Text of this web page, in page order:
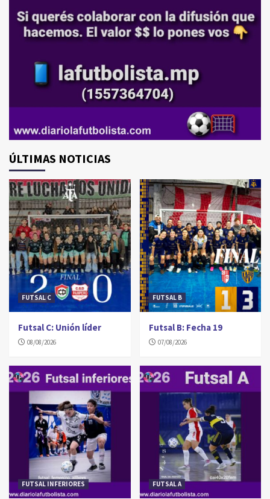
ÚLTIMAS NOTICIAS
FUTSAL C
Futsal C: Unión líder
08/08/2026
FUTSAL B
Futsal B: Fecha 19
07/08/2026
FUTSAL INFERIORES FUTSAL A